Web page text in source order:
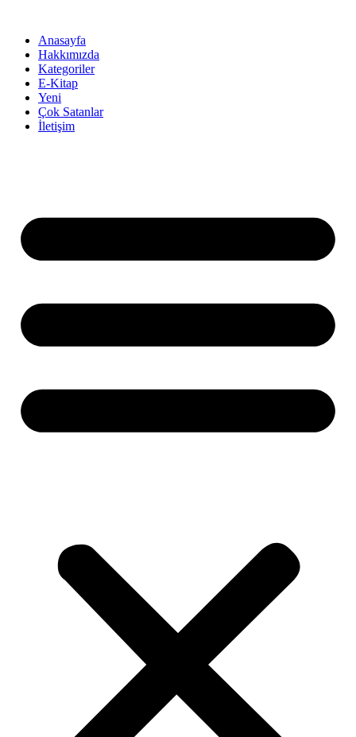
Anasayfa
Hakkımızda
Kategoriler
E-Kitap
Yeni
Çok Satanlar
İletişim